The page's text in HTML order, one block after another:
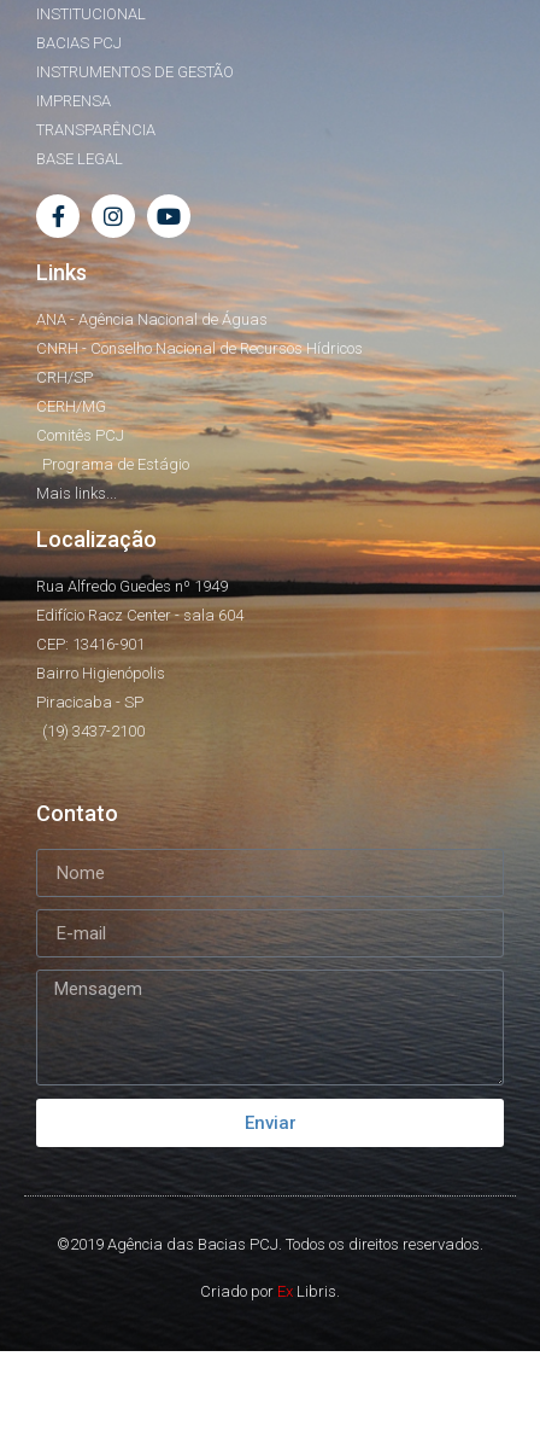
INSTITUCIONAL
BACIAS PCJ
INSTRUMENTOS DE GESTÃO
IMPRENSA
TRANSPARÊNCIA
BASE LEGAL
Links
ANA - Agência Nacional de Águas
CNRH - Conselho Nacional de Recursos Hídricos
CRH/SP
CERH/MG
Comitês PCJ
Programa de Estágio
Mais links...
Localização
Rua Alfredo Guedes nº 1949
Edifício Racz Center - sala 604
CEP: 13416-901
Bairro Higienópolis
Piracicaba - SP
(19) 3437-2100
Contato
Enviar
©2019 Agência das Bacias PCJ. Todos os direitos reservados.
Criado por Ex Libris.